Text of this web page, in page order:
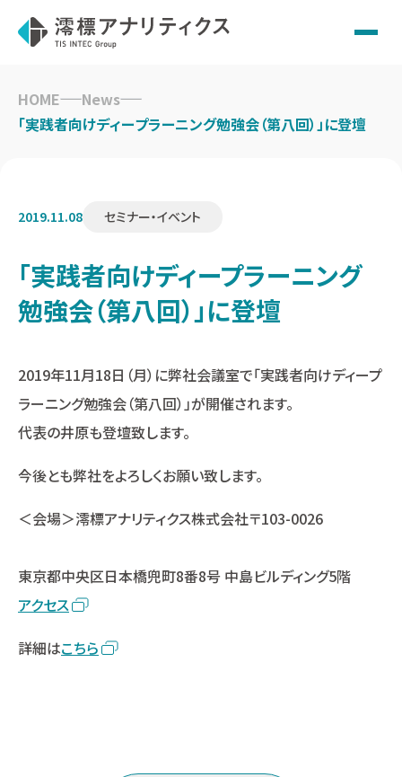
content
HOME
News
「実践者向けディープラーニング勉強会（第八回）」に登壇
2019.11.08 セミナー・イベント
「実践者向けディープラーニング
勉強会（第八回）」に登壇
2019年11月18日（月）に弊社会議室で「実践者向けディープ
ラーニング勉強会（第八回）」が開催されます。
代表の井原も登壇致します。
今後とも弊社をよろしくお願い致します。
＜会場＞澪標アナリティクス株式会社〒103-0026
東京都中央区日本橋兜町8番8号 中島ビルディング5階
アクセス
詳細はこちら